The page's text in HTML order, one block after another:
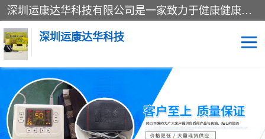
深圳运康达华科技有限公司是一家致力于健康健康产业的现代化企业，已经走过了15个春秋，开创了中医外用发展的新未来，是专业从事中医医疗仪器的研发、生产、销售、服务为一体的子公司，在医疗器械的设计、开发和生产方面率先引进国际先进技术和好的科技人员，先后开发出了场效应治疗仪、多功能治疗仪、颈椎治疗仪、腰椎治疗仪、增效垫等多个系列。
深圳运康达华科技
多功能治疗仪 中药提速
中低频治疗仪 脉冲治疗仪